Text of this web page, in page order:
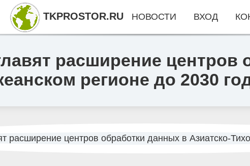
расширение центров
регионе до 2030
TKPROSTOR.RU НОВОСТИ ВХОД